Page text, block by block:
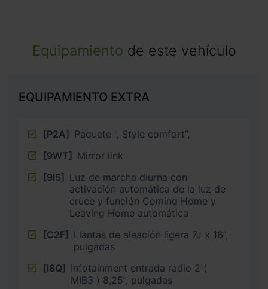
Equipamiento de este vehículo
EQUIPAMIENTO EXTRA
[P2A] Paquete ”, Style comfort”,
[9WT] Mirror link
[9I5] Luz de marcha diurna con
activación automática de la luz de
cruce y función Coming Home y
Leaving Home automática
[C2F] Llantas de aleación ligera 7J x 16”,
pulgadas
[I8Q] Infotainment entrada radio 2 (
MIB3 ) 8,25”, pulgadas